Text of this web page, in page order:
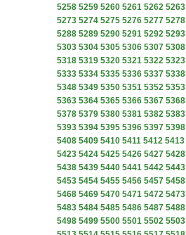
5258 5259 5260 5261 5262 5263
5273 5274 5275 5276 5277 5278
5288 5289 5290 5291 5292 5293
5303 5304 5305 5306 5307 5308
5318 5319 5320 5321 5322 5323
5333 5334 5335 5336 5337 5338
5348 5349 5350 5351 5352 5353
5363 5364 5365 5366 5367 5368
5378 5379 5380 5381 5382 5383
5393 5394 5395 5396 5397 5398
5408 5409 5410 5411 5412 5413
5423 5424 5425 5426 5427 5428
5438 5439 5440 5441 5442 5443
5453 5454 5455 5456 5457 5458
5468 5469 5470 5471 5472 5473
5483 5484 5485 5486 5487 5488
5498 5499 5500 5501 5502 5503